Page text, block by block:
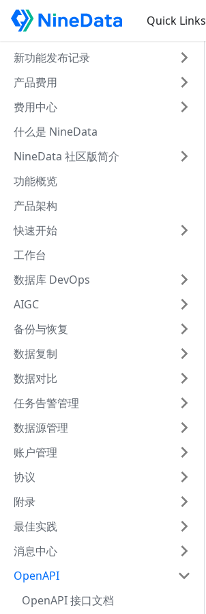
Quick Links
新功能发布记录
产品费用
费用中心
什么是 NineData
NineData 社区版简介
功能概览
产品架构
快速开始
工作台
数据库 DevOps
AIGC
备份与恢复
数据复制
数据对比
任务告警管理
数据源管理
账户管理
协议
附录
最佳实践
消息中心
OpenAPI
OpenAPI 接口文档